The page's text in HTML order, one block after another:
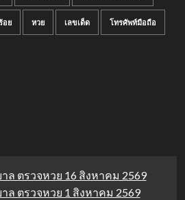
อย หวย เลขเด็ด โทรศัพท์มือถือ
ล ตรวจหวย 16 สิงหาคม 2569
ล ตรวจหวย 1 สิงหาคม 2569